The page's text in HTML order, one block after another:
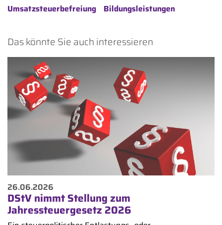
Umsatzsteuerbefreiung Bildungsleistungen
Das könnte Sie auch interessieren
26.06.2026
DStV nimmt Stellung zum
Jahressteuergesetz 2026